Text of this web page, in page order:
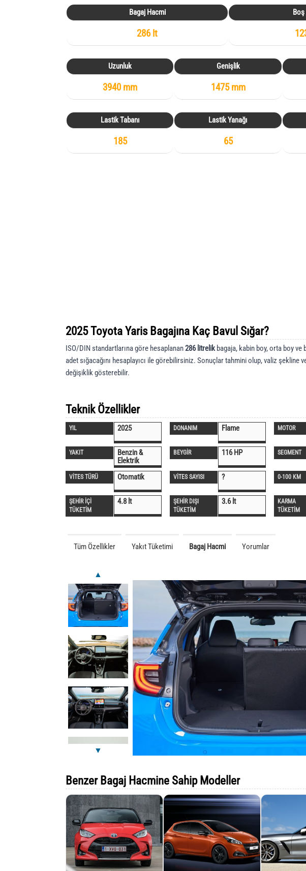
Bagaj Hacmi Boş
286 lt
Uzunluk Genişlik
3940 mm 1475 mm
Lastik Tabanı Lastik Yanağı
185 65
2025 Toyota Yaris Bagajına Kaç Bavul Sığar?
ISO/DIN standartlarına göre hesaplanan286 litrelikbagaja, kabin boy, orta boy ve
adet sığacağını hesaplayıcı ile görebilirsiniz. Sonuçlar tahmini olup, valiz şekline
değişiklik gösterebilir.
Teknik Özellikler
YIL 2025 DONANIM Flame MOTOR
YAKIT
Benzin &
Elektrik
BEYGİR 116 HP SEGMENT
VİTES TÜRÜ Otomatik VİTES SAYISI ? 0-100 KM
ŞEHİR İÇİ
TÜKETİM
4.8 lt
ŞEHİR DIŞI
TÜKETİM
3.6 lt
KARMA
TÜKETİM
Tüm Özellikler Yakıt Tüketimi Bagaj Hacmi Yorumlar
▲
▼
Benzer Bagaj Hacmine Sahip Modeller